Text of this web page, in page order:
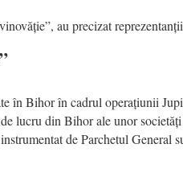
au precizat
în Bihor în cadrul operațiunii
lucru din Bihor ale unor
de Parchetul General